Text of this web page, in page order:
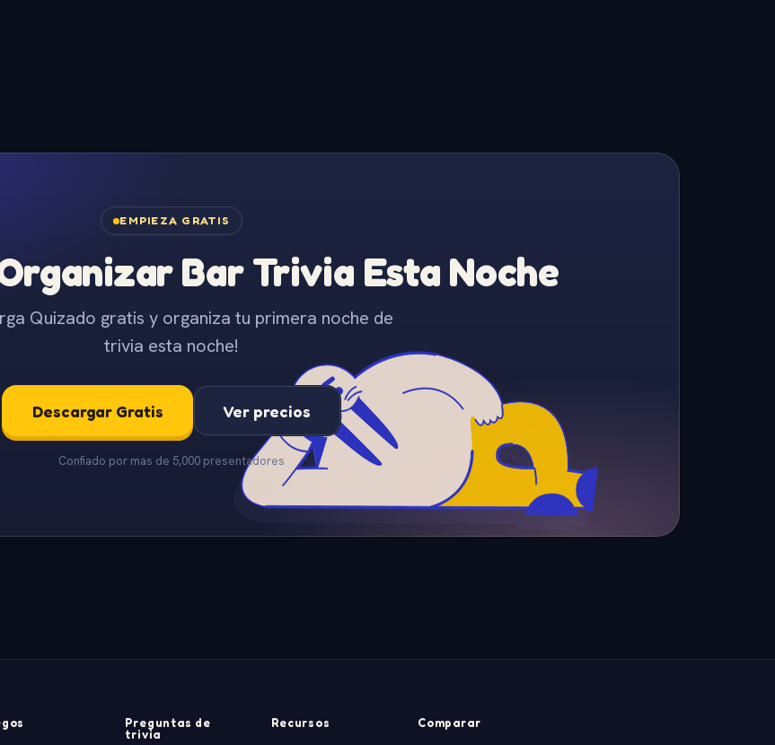
EMPIEZA GRATIS
Bar Trivia Esta Noche
Quizado gratis y organiza tu primera noche de
trivia esta noche!
Descargar Gratis Ver precios
Confiado por mas de 5,000 presentadores
Preguntas de
trivia
Recursos Comparar